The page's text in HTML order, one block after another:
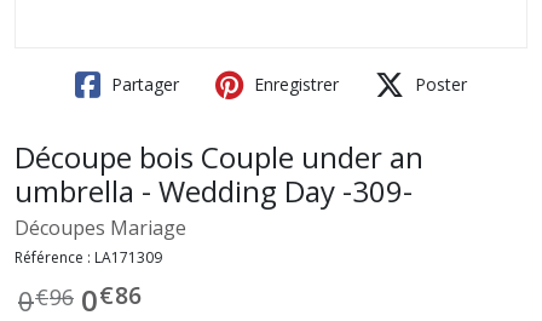
Partager Enregistrer Poster
Découpe bois Couple under an
umbrella - Wedding Day -309-
Découpes Mariage
Référence : LA171309
0€96 0€86